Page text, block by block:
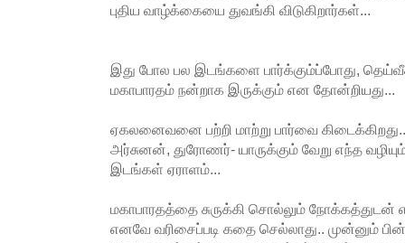
புதிய வாழ்க்கையை துவங்கி விடுகிறார்கள்...
இது போல பல இடங்களை பார்க்கும்ப்போது,
மகாபாரதம் நன்றாக இருக்கும் என தோன்றியது...
ஏகலனைவனை பற்றி மாற்று பார்வை
அர்சுனன், துரோணர்- யாருக்கும் வேறு எந்த
இடங்கள் ஏராளம்...
மகாபாரதத்தை சுருக்கி சொல்லும் நோக்கத்துடன்
எனவே வரிசைப்படி கதை செல்லாது.. முன்னும்